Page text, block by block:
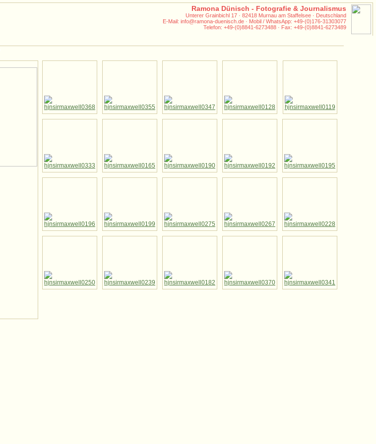
Ramona Dünisch - Fotografie & Journalismus
Unterer Grainbichl 17 · 82418 Murnau am Staffelsee · Deutschland
E-Mail: info@ramona-duenisch.de · Mobil / WhatsApp: +49-(0)176-31303077
Telefon: +49-(0)8841-6273488 · Fax: +49-(0)8841-6273489